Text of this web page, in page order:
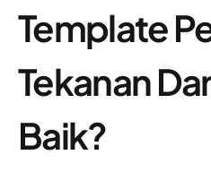
Template
Tekanan
Baik?